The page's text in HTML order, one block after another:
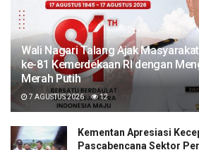
Wali Nagari Talang Ajak
ke-81 Kemerdekaan RI dengan
Merah Putih
7 AGUSTUS 2026 12
Kementan Apresiasi
Pascabencana Sektor